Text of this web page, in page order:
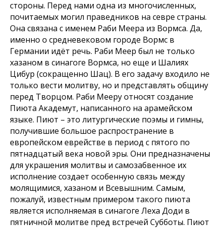
стороны. Перед нами одна из многочисленных,
почитаемых могил праведников на севре страны.
Она связана с именем Раби Меера из Вормса. Да,
именно о средневековом городе Вормс в
Германии идёт речь. Раби Меер был не только
хазаном в синагоге Вормса, но еще и Шалиях
Цибур (сокращенно Шац). В его задачу входило не
только вести молитву, но и представлять общину
перед Творцом. Раби Мееру относят создание
Пиюта Академут, написанного на арамейском
языке. Пиют – это литургические поэмы и гимны,
получившие большое распространение в
европейском еврействе в период с пятого по
пятнадцатый века новой эры. Они предназначены
для украшения молитвы и самозабвенное их
исполнение создает особенную связь между
молящимися, хазаном и Всевышним. Самым,
пожалуй, известным примером такого пиюта
является исполняемая в синагоге Леха Доди в
пятничной молитве пред встречей Субботы. Пиют